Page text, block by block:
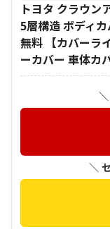
トヨタ クラウン
5層構造 ボディ
無料 【カバーラ
ーカバー 車体カ
＼